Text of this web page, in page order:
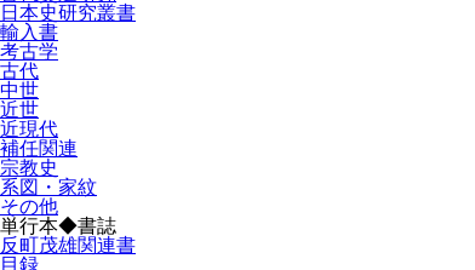
日本史研究叢書
輸入書
考古学
古代
中世
近世
近現代
補任関連
宗教史
系図・家紋
その他
単行本◆書誌
反町茂雄関連書
目録